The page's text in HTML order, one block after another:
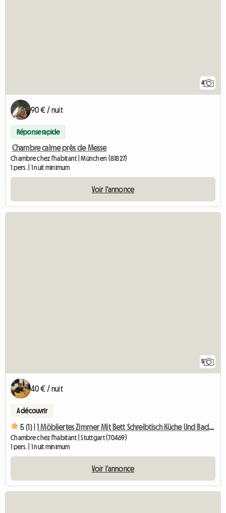
4
90 € / nuit
Réponse rapide
Chambre calme près de Messe
Chambre chez l'habitant | München (81827)
1 pers. | 1 nuit minimum
Voir l'annonce
5
40 € / nuit
A découvrir
5 (1) | 1 Möbliertes Zimmer Mit Bett Schreibtisch Küche Und Badben
Chambre chez l'habitant | Stuttgart (70469)
1 pers. | 1 nuit minimum
Voir l'annonce